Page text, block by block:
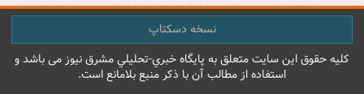
نسخه دسکتاپ
کليه حقوق اين سايت متعلق به پایگاه خبري-تحليلي مشرق نيوز می باشد و
استفاده از مطالب آن با ذکر منبع بلامانع است.